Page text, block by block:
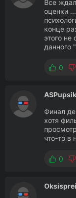
Все
оценки
конце
этого не
данного
0
ASPupsik
Финал
хотя
что-то в
0
Oksisprei